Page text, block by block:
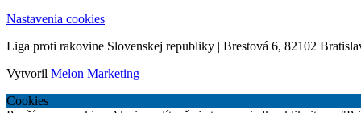
Nastavenia cookies
Liga proti rakovine Slovenskej republiky | Brestová 6, 82102
Vytvoril Melon Marketing
Cookies